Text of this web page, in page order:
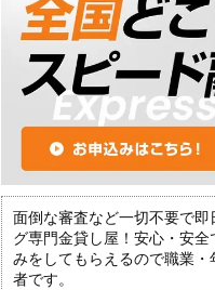
面倒な審査など一切不要で
グ専門金貸し屋！安心・安
みをしてもらえるので職業
者です。